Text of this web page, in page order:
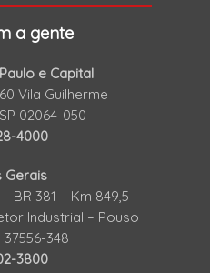
a gente
e Capital
Vila Guilherme
02064-050
4000
Gerais
BR 381 – Km 849,5 –
Industrial – Pouso
348
3800